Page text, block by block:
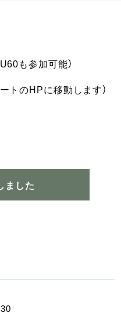
も参加可能）
トのHPに移動します）
ました